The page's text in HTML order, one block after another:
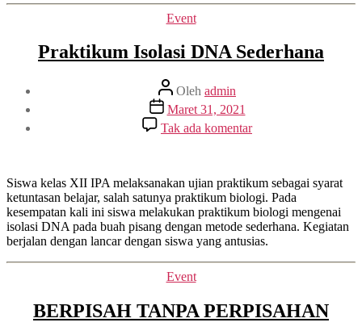
Kategori
Event
Praktikum Isolasi DNA Sederhana
Penulis
artikel
Oleh admin
Tanggal
artikel
Maret 31, 2021
Tak ada komentarpada
Praktikum
Sederhana
Siswa kelas XII IPA melaksanakan ujian praktikum sebagai syarat
ketuntasan belajar, salah satunya praktikum biologi. Pada
kesempatan kali ini siswa melakukan praktikum biologi mengenai
isolasi DNA pada buah pisang dengan metode sederhana. Kegiatan
berjalan dengan lancar dengan siswa yang antusias.
Kategori
Event
BERPISAH TANPA PERPISAHAN